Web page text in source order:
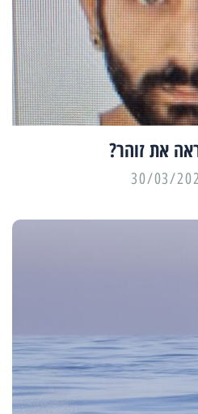
את זוהר?